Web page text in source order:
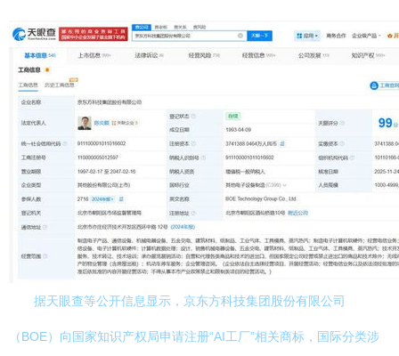
据天眼查等公开信息显示，京东方科技集团股份有限公司
（BOE）向国家知识产权局申请注册“AI工厂”相关商标，国际分类涉